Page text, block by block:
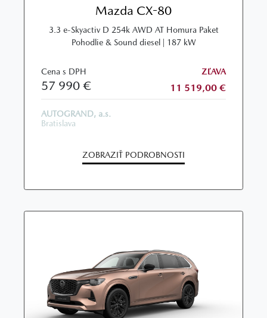
Mazda CX-80
3.3 e-Skyactiv D 254k AWD AT Homura Paket
Pohodlie & Sound diesel | 187 kW
Cena s DPH
57 990 €
ZĽAVA
11 519,00 €
AUTOGRAND, a.s.
Bratislava
ZOBRAZIŤ PODROBNOSTI